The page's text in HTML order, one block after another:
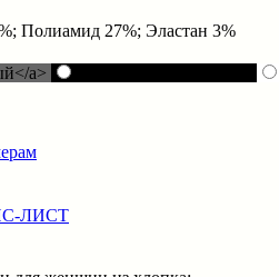
Полиамид 27%; Эластан 3%
a>
ЛИСТ